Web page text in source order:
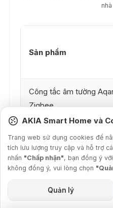
Sản phẩm
Công tắc âm tường
Zigbee
Hub M2
Cảm biến khói Aqara
AKIA Smart Home và
Trang web sử dụng cookies để
tích lưu lượng truy cập và hỗ trợ
nhấn "Chấp nhận", bạn đồng ý
không đồng ý, vui lòng chọn
Quản lý